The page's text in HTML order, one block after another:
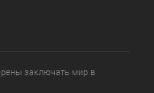
заключать мир в